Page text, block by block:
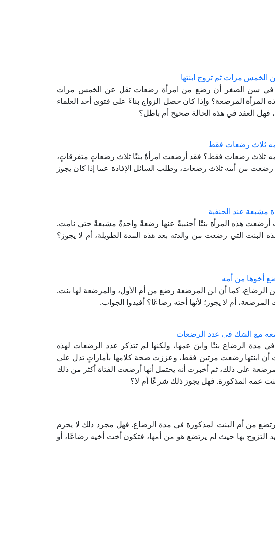
مرات ثم تزوج ابنتها
سن الصغر أن رضع من امرأة رضعات تقل عن الخمس مرات
المرأة المرضعة؟ وإذا كان حصل الزواج بناءً على فتوى أحد العلماء
فهل العقد في هذه الحالة صحيح أم باطل؟
ثلاث رضعات فقط
ثلاث رضعات فقط؟ فقد أرضعت امرأةٌ بنتًا ثلاث رضعاتٍ متفرقاتٍ،
رضعت من أمه ثلاث رضعات، وطلب السائل الإفادة عما إذا كان يجوز
مشبعة عند الحنفية
أرضعت هذه المرأة بنتًا أجنبيةً عنها رضعةً واحدةً مشبعةً حتى نامت.
البنت التي رضعت من والدته بعد هذه المدة الطويلة، أم لا يجوز؟
أخوها من أمه
كما أن ابن المرضعة رضع من أم الأول، والمرضعة لها بنت.
أم لا يجوز؛ لأنها أخته رضاعًا؟ أفيدوا الجواب.
مع الشك في عدد الرضعات
الرضاع بنتًا وابنَ عمها، ولكنها لم تتذكر عدد الرضعات لهذه
أن ابنتها رضعت مرتين فقط، وعززت صحة كلامها بأماراتٍ تدل على
على ذلك، ثم أخبرت أنه يحتمل أنها أرضعت الفتاة أكثر من ذلك
بنت عمه المذكورة. فهل يجوز ذلك شرعًا أم لا؟
من أم البنت المذكورة في مدة الرضاع. فهل مجرد ذلك لا يحرم
التزوج بها حيث لم يرتضع هو من أمها، فتكون أخت أخيه رضاعًا، أو